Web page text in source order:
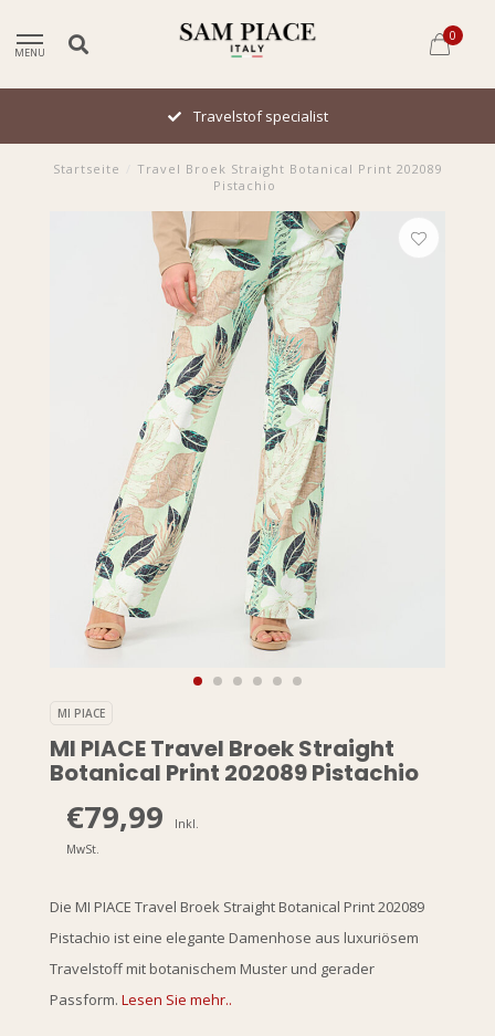
MENU
0
Travelstof specialist
Startseite
Travel Broek Straight Botanical Print 202089
Pistachio
MI PIACE
MI PIACE Travel Broek Straight
Botanical Print 202089 Pistachio
€79,99
Inkl.
MwSt.
Die MI PIACE Travel Broek Straight Botanical Print 202089
Pistachio ist eine elegante Damenhose aus luxuriösem
Travelstoff mit botanischem Muster und gerader
Passform. Lesen Sie mehr..